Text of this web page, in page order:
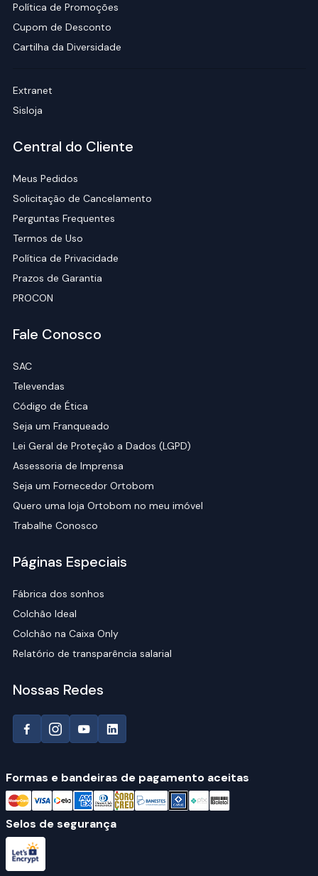
Política de Promoções
Cupom de Desconto
Cartilha da Diversidade
Extranet
Sisloja
Central do Cliente
Meus Pedidos
Solicitação de Cancelamento
Perguntas Frequentes
Termos de Uso
Política de Privacidade
Prazos de Garantia
PROCON
Fale Conosco
SAC
Televendas
Código de Ética
Seja um Franqueado
Lei Geral de Proteção a Dados (LGPD)
Assessoria de Imprensa
Seja um Fornecedor Ortobom
Quero uma loja Ortobom no meu imóvel
Trabalhe Conosco
Páginas Especiais
Fábrica dos sonhos
Colchão Ideal
Colchão na Caixa Only
Relatório de transparência salarial
Nossas Redes
Formas e bandeiras de pagamento aceitas
Selos de segurança